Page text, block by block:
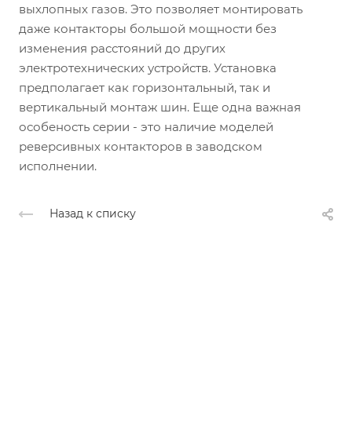
выхлопных газов. Это позволяет монтировать
даже контакторы большой мощности без
изменения расстояний до других
электротехнических устройств. Установка
предполагает как горизонтальный, так и
вертикальный монтаж шин. Еще одна важная
особеность серии - это наличие моделей
реверсивных контакторов в заводском
исполнении.
Назад к списку